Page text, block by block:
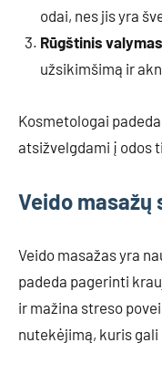
odai, nes jis yra
Rūgštinis valymas
užsikimšimą ir
Kosmetologai
atsižvelgdami į odos
Veido masažų
Veido masažas yra
padeda pagerinti
ir mažina streso
nutekėjimą, kuris